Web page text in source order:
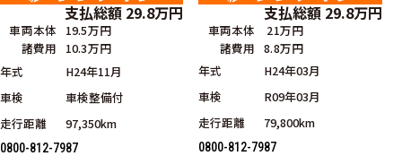
支払総額 29.8万円
車両本体
19.5万円
諸費用
10.3万円
年式
H24年11月
車検
車検整備付
走行距離
97,350km
0800-812-7987
支払総額 29.8万円
車両本体
21万円
諸費用 8.8万円
年式
H24年03月
車検
R09年03月
走行距離
79,800km
0800-812-7987